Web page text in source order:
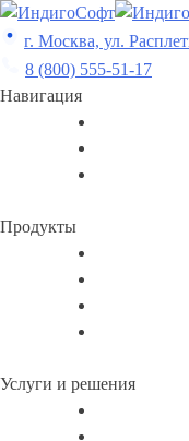
Skip
to
content
г. Москва, ул.
8 (800) 555-51-17
Навигация
Продукты
Услуги и решения